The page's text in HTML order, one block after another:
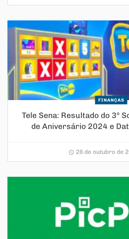
FINANÇAS
Tele Sena: Resultado do 3º
de Aniversário 2024 e
28 de outubro de